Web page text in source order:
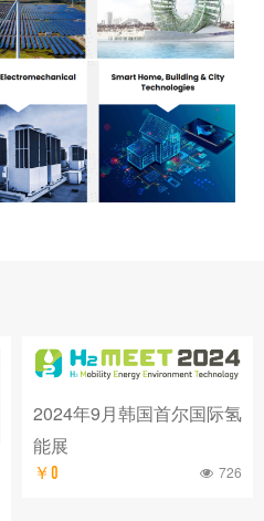
2024年9月韩国首尔国际氢
能展
￥0 726